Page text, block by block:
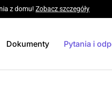
z domu! Zobacz szczegóły
Dokumenty Pytania i